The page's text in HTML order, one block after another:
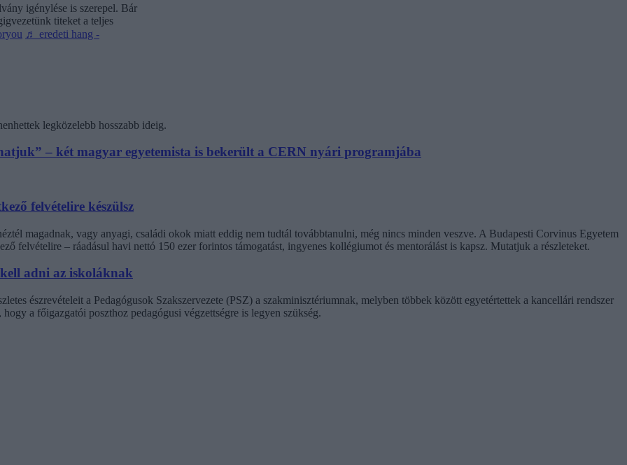
igénylése is szerepel. Bár
titeket a teljes
♬ eredeti hang -
legközelebb hosszabb ideig.
– két magyar egyetemista is bekerült a CERN nyári programjába
felvételire készülsz
magadnak, vagy anyagi, családi okok miatt eddig nem tudtál továbbtanulni, még nincs minden veszve. A Budapesti Corvinus Egyetem
felvételire – ráadásul havi nettó 150 ezer forintos támogatást, ingyenes kollégiumot és mentorálást is kapsz. Mutatjuk a részleteket.
kell adni az iskoláknak
észrevételeit a Pedagógusok Szakszervezete (PSZ) a szakminisztériumnak, melyben többek között egyetértettek a kancellári rendszer
a főigazgatói poszthoz pedagógusi végzettségre is legyen szükség.